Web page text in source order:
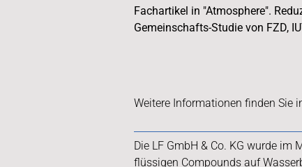
Fachartikel in "Atmosphere".
Gemeinschafts-Studie von FZD,
Weitere Informationen finden Sie
Die LF GmbH & Co. KG wurde
flüssigen Compounds auf